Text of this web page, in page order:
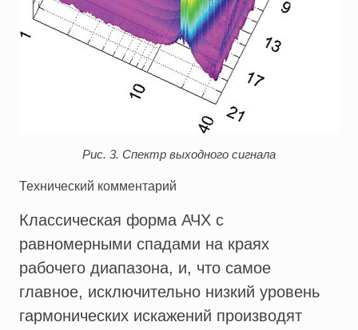
Рис. 3. Спектр выходного сигнала
Технический комментарий
Классическая форма АЧХ с
равномерными спадами на краях
рабочего диапазона, и, что самое
главное, исключительно низкий уровень
гармонических искажений производят